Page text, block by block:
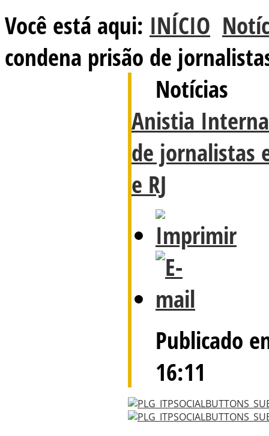
Você está aqui: INÍCIO
condena prisão de
Notícias
Anistia
de jornalistas
e RJ
Publicado
16:11